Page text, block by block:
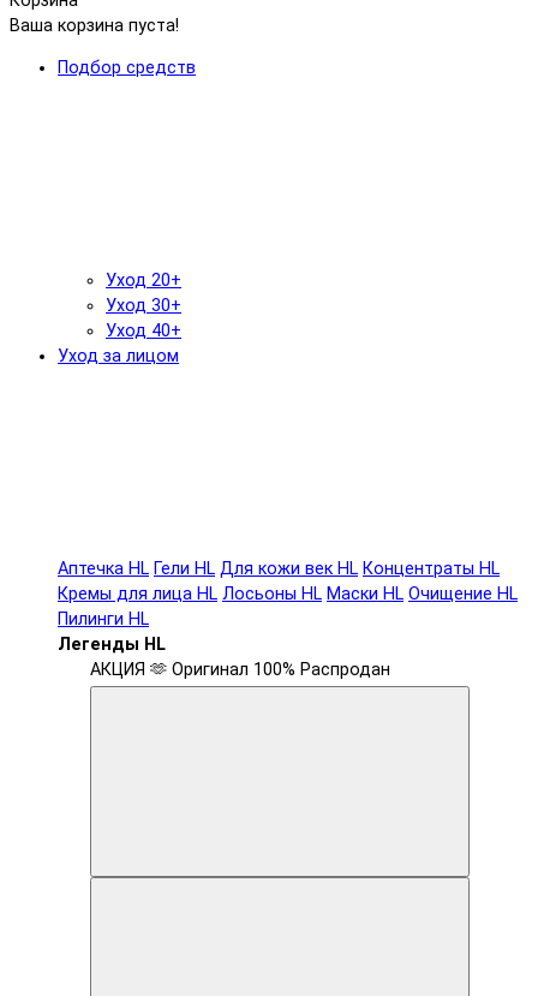
Ваша корзина пуста!
Подбор средств
Уход 20+
Уход 30+
Уход 40+
Уход за лицом
Аптечка HL Гели HL Для кожи век HL Концентраты HL
Кремы для лица HL Лосьоны HL Маски HL Очищение HL
Пилинги HL
Легенды HL
АКЦИЯ 🫶 Оригинал 100% Распродан